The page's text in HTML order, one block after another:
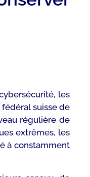
les
fédéral suisse de
régulière de
extrêmes, les
à constamment